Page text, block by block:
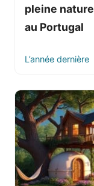
pleine
au Portugal
L’année dernière